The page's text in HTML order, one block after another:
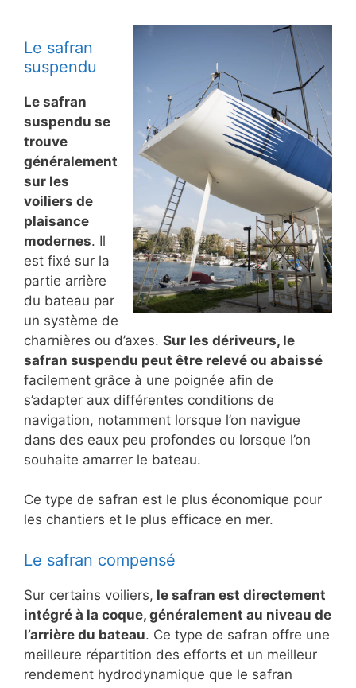
Le safran
suspendu
Le safran
suspendu se
trouve
généralement
sur les
voiliers de
plaisance
modernes. Il
est fixé sur la
partie arrière
du bateau par
un système de
charnières ou d’axes. Sur les dériveurs, le
safran suspendu peut être relevé ou abaissé
facilement grâce à une poignée afin de
s’adapter aux différentes conditions de
navigation, notamment lorsque l’on navigue
dans des eaux peu profondes ou lorsque l’on
souhaite amarrer le bateau.
Ce type de safran est le plus économique pour
les chantiers et le plus efficace en mer.
Le safran compensé
Sur certains voiliers, le safran est directement
intégré à la coque, généralement au niveau de
l’arrière du bateau. Ce type de safran offre une
meilleure répartition des efforts et un meilleur
rendement hydrodynamique que le safran